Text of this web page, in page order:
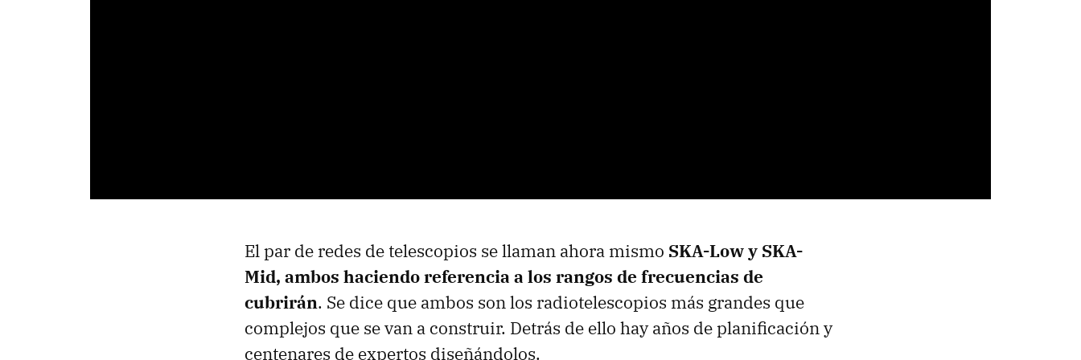
El par de redes de telescopios se llaman ahora mismo SKA-Low y SKA-
Mid, ambos haciendo referencia a los rangos de frecuencias de
cubrirán. Se dice que ambos son los radiotelescopios más grandes que
complejos que se van a construir. Detrás de ello hay años de planificación y
centenares de expertos diseñándolos.